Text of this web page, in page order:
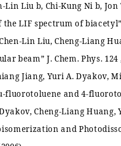
Lin Liu b, Chi-Kung Ni b, Jon
LIF spectrum of biacetyl”
Lin Liu, Cheng-Liang
beam” J. Chem. Phys. 124
Jiang, Yuri A. Dyakov,
fluorotoluene and 4-
Cheng-Liang Huang,
and